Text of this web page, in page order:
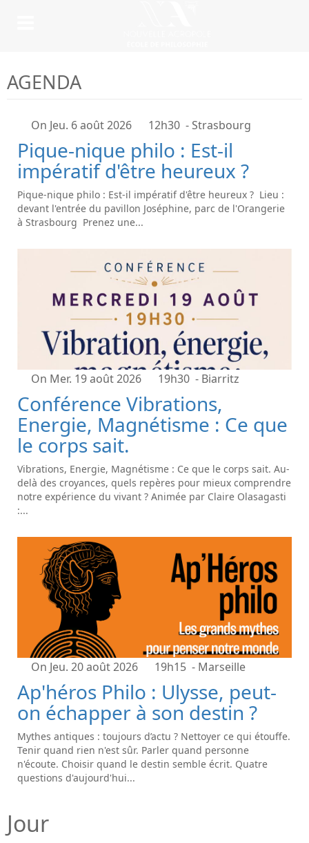
AGENDA
On Jeu. 6 août 2026 12h30 - Strasbourg
Pique-nique philo : Est-il
impératif d'être heureux ?
Pique-nique philo : Est-il impératif d'être heureux ? Lieu :
devant l'entrée du pavillon Joséphine, parc de l'Orangerie
à Strasbourg Prenez une...
On Mer. 19 août 2026 19h30 - Biarritz
Conférence Vibrations,
Energie, Magnétisme : Ce que
le corps sait.
Vibrations, Energie, Magnétisme : Ce que le corps sait. Au-
delà des croyances, quels repères pour mieux comprendre
notre expérience du vivant ? Animée par Claire Olasagasti
:...
On Jeu. 20 août 2026 19h15 - Marseille
Ap'héros Philo : Ulysse, peut-
on échapper à son destin ?
Mythes antiques : toujours d’actu ? Nettoyer ce qui étouffe.
Tenir quand rien n'est sûr. Parler quand personne
n'écoute. Choisir quand le destin semble écrit. Quatre
questions d'aujourd'hui...
Jour